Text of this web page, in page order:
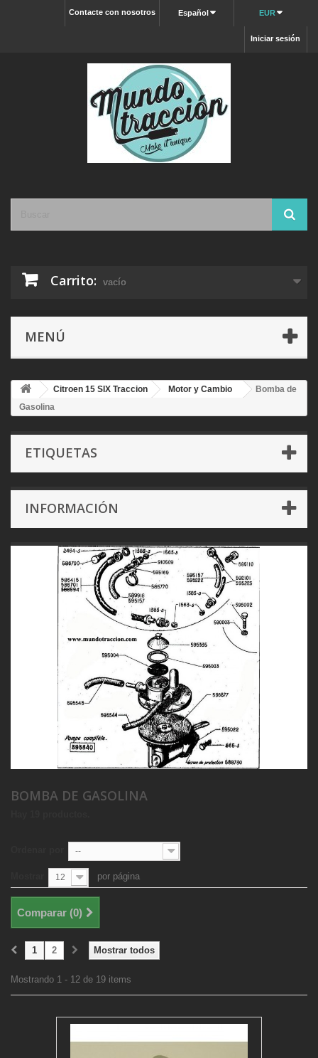
EUR
Español
Contacte con nosotros
Iniciar sesión
Carrito: vacío
MENÚ
Citroen 15 SIX Traccion Motor y Cambio
Bomba de
Gasolina
ETIQUETAS
INFORMACIÓN
BOMBA DE GASOLINA
--
12 por página
Comparar (0)
Mostrar todos
1 2
Mostrando 1 - 12 de 19 items